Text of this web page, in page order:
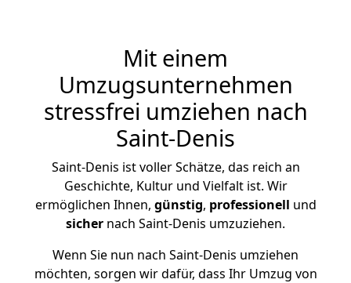
Mit einem
Umzugsunternehmen
stressfrei umziehen nach
Saint-Denis
Saint-Denis ist voller Schätze, das reich an
Geschichte, Kultur und Vielfalt ist. Wir
ermöglichen Ihnen, günstig, professionell und
sicher nach Saint-Denis umzuziehen.
Wenn Sie nun nach Saint-Denis umziehen
möchten, sorgen wir dafür, dass Ihr Umzug von